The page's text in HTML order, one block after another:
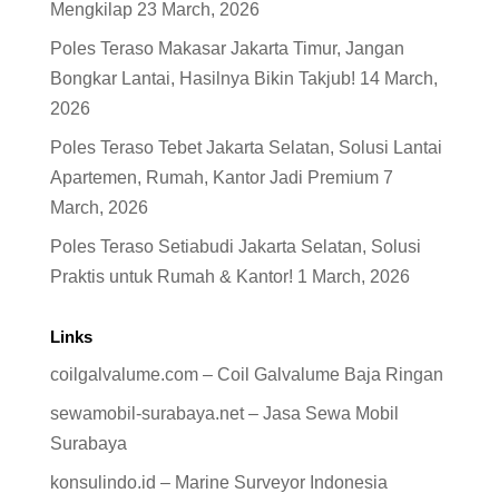
Mengkilap 23 March, 2026
Poles Teraso Makasar Jakarta Timur, Jangan
Bongkar Lantai, Hasilnya Bikin Takjub! 14 March,
2026
Poles Teraso Tebet Jakarta Selatan, Solusi Lantai
Apartemen, Rumah, Kantor Jadi Premium 7
March, 2026
Poles Teraso Setiabudi Jakarta Selatan, Solusi
Praktis untuk Rumah & Kantor! 1 March, 2026
Links
coilgalvalume.com – Coil Galvalume Baja Ringan
sewamobil-surabaya.net – Jasa Sewa Mobil
Surabaya
konsulindo.id – Marine Surveyor Indonesia